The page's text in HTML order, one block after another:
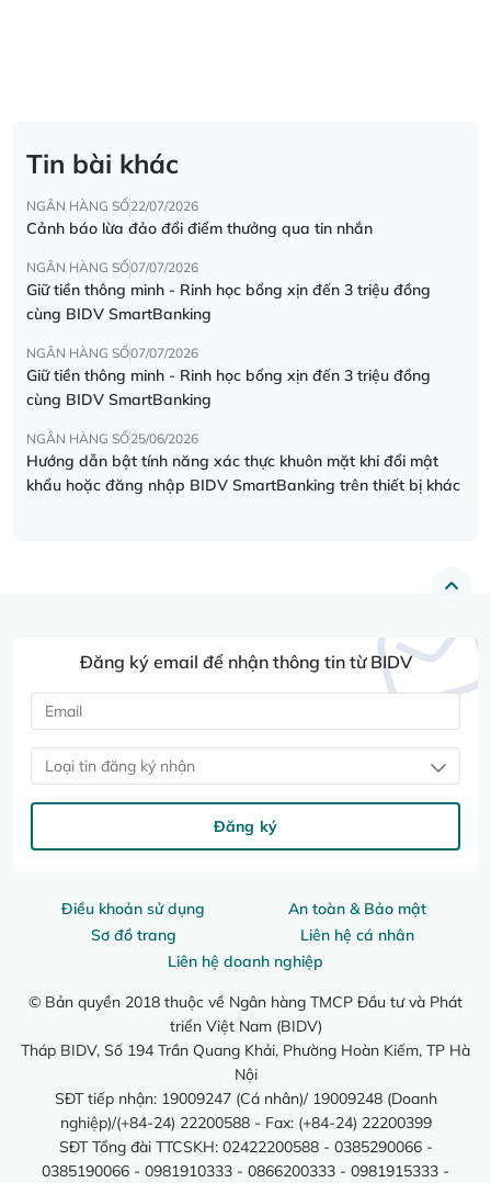
Tin bài khác
NGÂN HÀNG SỐ22/07/2026
Cảnh báo lừa đảo đổi điểm thưởng qua tin nhắn
NGÂN HÀNG SỐ07/07/2026
Giữ tiền thông minh - Rinh học bổng xịn đến 3 triệu đồng
cùng BIDV SmartBanking
NGÂN HÀNG SỐ07/07/2026
Giữ tiền thông minh - Rinh học bổng xịn đến 3 triệu đồng
cùng BIDV SmartBanking
NGÂN HÀNG SỐ25/06/2026
Hướng dẫn bật tính năng xác thực khuôn mặt khi đổi mật
khẩu hoặc đăng nhập BIDV SmartBanking trên thiết bị khác
Điều khoản sử dụng
An toàn & Bảo mật
Sơ đồ trang
Liên hệ cá nhân
Liên hệ doanh nghiệp
© Bản quyền 2018 thuộc về Ngân hàng TMCP Đầu tư và Phát
triển Việt Nam (BIDV)
Tháp BIDV, Số 194 Trần Quang Khải, Phường Hoàn Kiếm, TP Hà
Nội
SĐT tiếp nhận: 19009247 (Cá nhân)/ 19009248 (Doanh
nghiệp)/(+84-24) 22200588 - Fax: (+84-24) 22200399
SĐT Tổng đài TTCSKH: 02422200588 - 0385290066 -
0385190066 - 0981910333 - 0866200333 - 0981915333 -
Đăng ký email để nhận thông tin từ BIDV
Loại tin đăng ký nhận
Đăng ký